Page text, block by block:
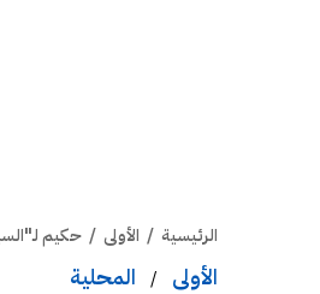
الرئيسية / الأولى / حكيم
الأولى / المحلية